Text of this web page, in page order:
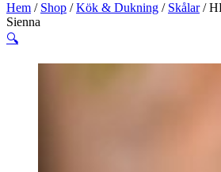
Hem / Shop /Kök & Dukning / Skålar/
Sienna
🔍